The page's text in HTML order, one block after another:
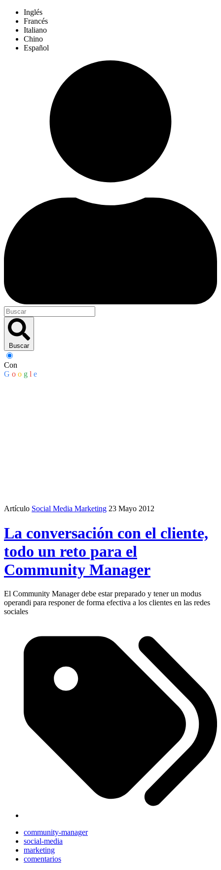
Inglés
Francés
Italiano
Chino
Español
Buscar
Con
G o o g l e
Artículo Social Media Marketing 23 Mayo 2012
La conversación con el cliente,
todo un reto para el
Community Manager
El Community Manager debe estar preparado y tener un modus
operandi para responer de forma efectiva a los clientes en las redes
sociales
community-manager
social-media
marketing
comentarios